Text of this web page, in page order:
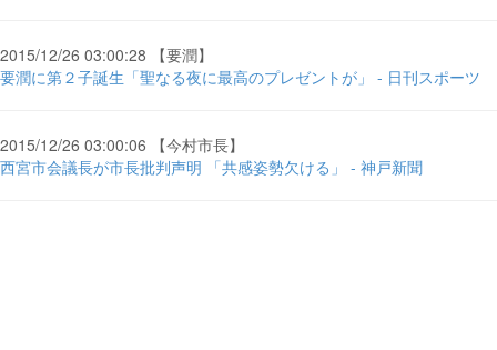
2015/12/26 03:00:28 【要潤】
要潤に第２子誕生「聖なる夜に最高のプレゼントが」 - 日刊スポーツ
2015/12/26 03:00:06 【今村市長】
西宮市会議長が市長批判声明 「共感姿勢欠ける」 - 神戸新聞